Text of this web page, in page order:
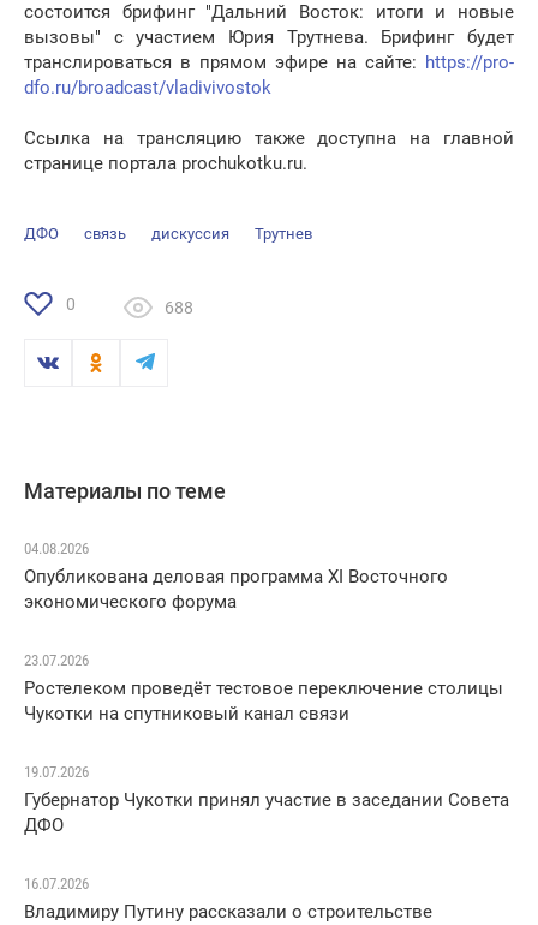
состоится брифинг "Дальний Восток: итоги и новые
вызовы" с участием Юрия Трутнева. Брифинг будет
транслироваться в прямом эфире на сайте: https://pro-
dfo.ru/broadcast/vladivivostok
Ссылка на трансляцию также доступна на главной
странице портала prochukotku.ru.
ДФО связь дискуссия Трутнев
0 688
Материалы по теме
04.08.2026
Опубликована деловая программа XI Восточного
экономического форума
23.07.2026
Ростелеком проведёт тестовое переключение столицы
Чукотки на спутниковый канал связи
19.07.2026
Губернатор Чукотки принял участие в заседании Совета
ДФО
16.07.2026
Владимиру Путину рассказали о строительстве